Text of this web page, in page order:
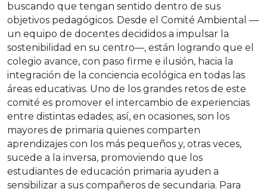
buscando que tengan sentido dentro de sus
objetivos pedagógicos. Desde el Comité Ambiental —
un equipo de docentes decididos a impulsar la
sostenibilidad en su centro—, están logrando que el
colegio avance, con paso firme e ilusión, hacia la
integración de la conciencia ecológica en todas las
áreas educativas. Uno de los grandes retos de este
comité es promover el intercambio de experiencias
entre distintas edades; así, en ocasiones, son los
mayores de primaria quienes comparten
aprendizajes con los más pequeños y, otras veces,
sucede a la inversa, promoviendo que los
estudiantes de educación primaria ayuden a
sensibilizar a sus compañeros de secundaria. Para